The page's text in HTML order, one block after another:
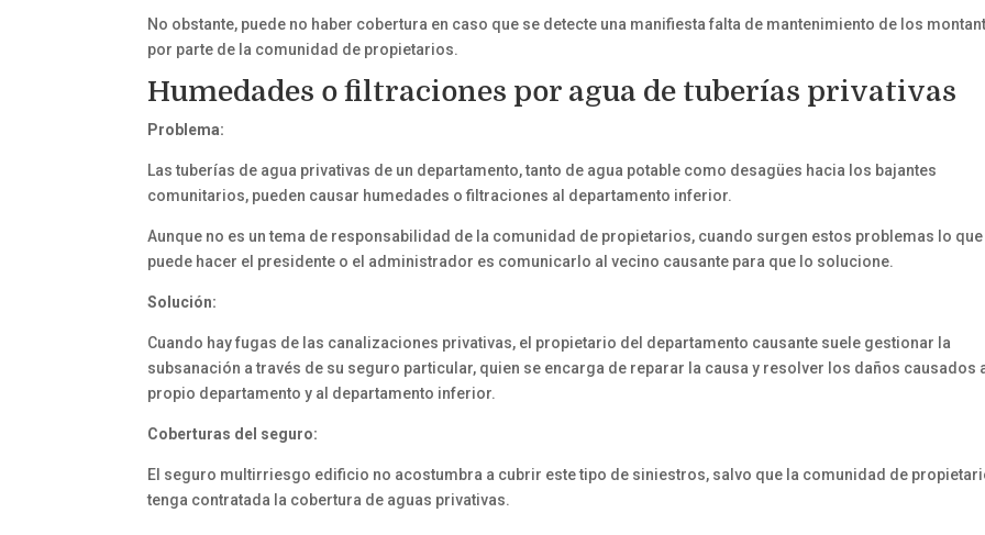
No obstante, puede no haber cobertura en caso que se detecte una manifiesta falta de mantenimiento de los
por parte de la comunidad de propietarios.
Humedades o filtraciones por agua de tuberías privativas
Problema:
Las tuberías de agua privativas de un departamento, tanto de agua potable como desagües hacia los bajantes
comunitarios, pueden causar humedades o filtraciones al departamento inferior.
Aunque no es un tema de responsabilidad de la comunidad de propietarios, cuando surgen estos problemas lo que
puede hacer el presidente o el administrador es comunicarlo al vecino causante para que lo solucione.
Solución:
Cuando hay fugas de las canalizaciones privativas, el propietario del departamento causante suele gestionar la
subsanación a través de su seguro particular, quien se encarga de reparar la causa y resolver los daños causados
propio departamento y al departamento inferior.
Coberturas del seguro:
El seguro multirriesgo edificio no acostumbra a cubrir este tipo de siniestros, salvo que la comunidad de
tenga contratada la cobertura de aguas privativas.